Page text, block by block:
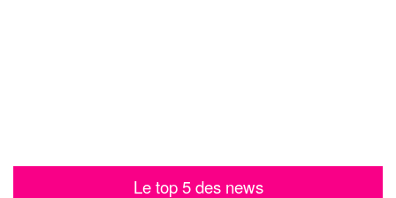
Le top 5 des news